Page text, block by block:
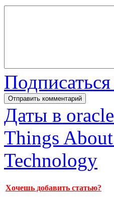
Даты в
Things
Technology
Хочешь добавить статью?